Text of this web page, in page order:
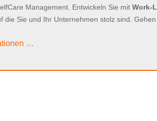
Management. Entwickeln Sie mit Work-
die Sie und Ihr Unternehmen stolz sind.
…